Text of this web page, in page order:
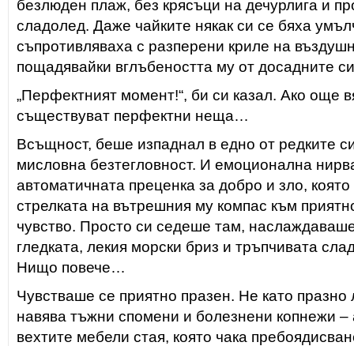
безлюден плаж, без крясъци на дечурлига и
сладолед. Даже чайките някак си се бяха
съпротивляваха с разперени криле на
пощадявайки вглъбеността му от досадните
„Перфектният момент!“, би си казал. Ако още
съществуват перфектни неща…
Всъщност, беше изпаднал в едно от редките
мисловна безтегловност. И емоционална
автоматичната преценка за добро и зло,
стрелката на вътрешния му компас към
чувство. Просто си седеше там,
гледката, лекия морски бриз и тръпчивата
Нищо повече…
Чувстваше се приятно празен. Не като празно
навява тъжни спомени и болезнени копнежи –
вехтите мебели стая, която чака